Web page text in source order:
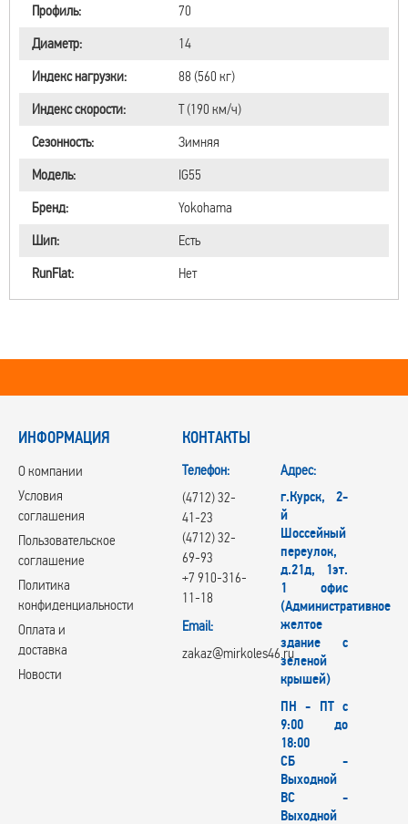
Профиль:
70
Диаметр:
14
Индекс нагрузки:
88 (560 кг)
Индекс скорости:
T (190 км/ч)
Сезонность:
Зимняя
Модель:
IG55
Бренд:
Yokohama
Шип:
Есть
RunFlat:
Нет
ИНФОРМАЦИЯ
О компании
Условия
соглашения
Пользовательское
соглашение
Политика
конфиденциальности
Оплата и
доставка
Новости
КОНТАКТЫ
Телефон:
(4712) 32-
41-23
(4712) 32-
69-93
+7 910-316-
11-18
Email:
zakaz@mirkoles46.ru
Адрес:
г.Курск, 2-
й
Шоссейный
переулок,
д.21д, 1эт.
1 офис
(Административное
желтое
здание с
зеленой
крышей)
ПН - ПТ с
9:00 до
18:00
СБ -
Выходной
ВС -
Выходной